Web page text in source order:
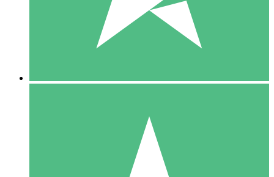
1000
10 Downloaden
20 00